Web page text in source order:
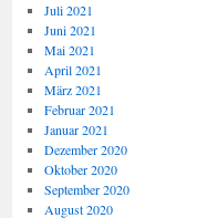
Juli 2021
Juni 2021
Mai 2021
April 2021
März 2021
Februar 2021
Januar 2021
Dezember 2020
Oktober 2020
September 2020
August 2020